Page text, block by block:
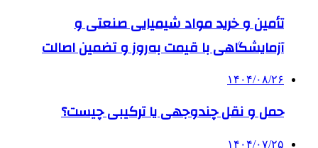
تأمین و خرید مواد شیمیایی صنعتی و
آزمایشگاهی با قیمت به‌روز و تضمین اصالت
۱۴۰۴/۰۸/۲۶
حمل و نقل چندوجهی یا ترکیبی چیست؟
۱۴۰۴/۰۷/۲۵